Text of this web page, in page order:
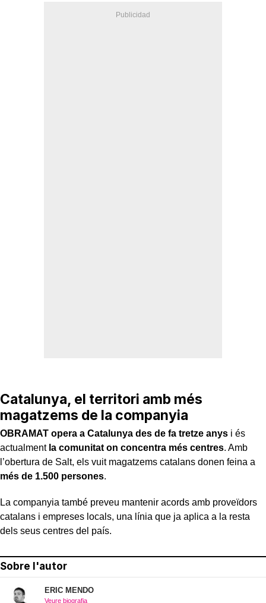
Catalunya, el territori amb més
magatzems de la companyia
OBRAMAT opera a Catalunya des de fa tretze anys i és
actualment la comunitat on concentra més centres. Amb
l’obertura de Salt, els vuit magatzems catalans donen feina a
més de 1.500 persones.
La companyia també preveu mantenir acords amb proveïdors
catalans i empreses locals, una línia que ja aplica a la resta
dels seus centres del país.
Sobre l'autor
ERIC MENDO
Veure biografia